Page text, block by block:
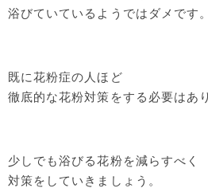
浴びていているようではダメです。
既に花粉症の人ほど
徹底的な花粉対策をする必要はあ
少しでも浴びる花粉を減らすべく
対策をしていきましょう。